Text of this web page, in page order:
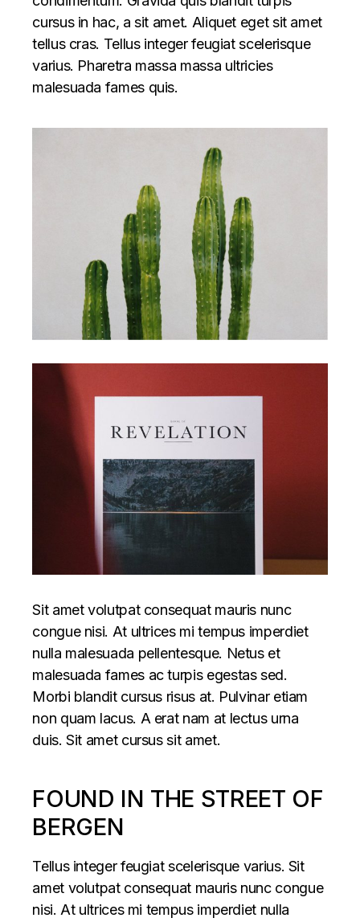
cursus in hac, a sit amet. Aliquet eget sit amet
tellus cras. Tellus integer feugiat scelerisque
varius. Pharetra massa massa ultricies
malesuada fames quis.
Sit amet volutpat consequat mauris nunc
congue nisi. At ultrices mi tempus imperdiet
nulla malesuada pellentesque. Netus et
malesuada fames ac turpis egestas sed.
Morbi blandit cursus risus at. Pulvinar etiam
non quam lacus. A erat nam at lectus urna
duis. Sit amet cursus sit amet.
FOUND IN THE STREET OF
BERGEN
Tellus integer feugiat scelerisque varius. Sit
amet volutpat consequat mauris nunc congue
nisi. At ultrices mi tempus imperdiet nulla